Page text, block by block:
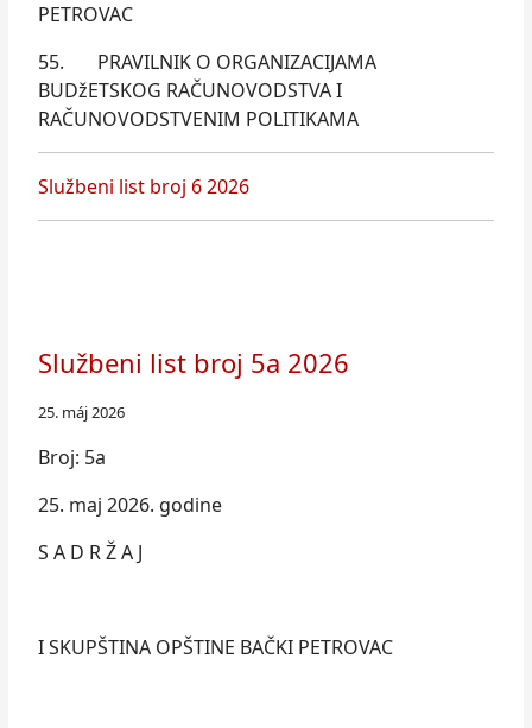
PETROVAC
55. PRAVILNIK O ORGANIZACIJAMA
BUDžETSKOG RAČUNOVODSTVA I
RAČUNOVODSTVENIM POLITIKAMA
Službeni list broj 6 2026
Službeni list broj 5a 2026
25. máj 2026
Broj: 5a
25. maj 2026. godine
S A D R Ž A J
I SKUPŠTINA OPŠTINE BAČKI PETROVAC